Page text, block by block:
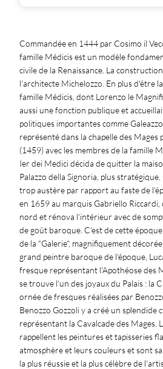
Commandée en 1444 par Cosimo il
famille Médicis est un modèle
civile de la Renaissance. La
l'architecte Michelozzo. En plus d'être
famille Médicis, dont Lorenzo le
aussi une fonction publique et
politiques importantes comme
représenté dans la chapelle des Mages
(1459) avec les membres de la famille
Ier dei Medici décida de quitter la
Palazzo della Signoria, plus
trop austère par rapport au faste de
en 1659 au marquis Gabriello
nord et rénova l'intérieur avec de
de goût baroque. C'est de cette
de la "Galerie", magnifiquement
grand peintre baroque de l'époque,
fresque représentant l'Apothéose des
se trouve l'un des joyaux du Palais : la
ornée de fresques réalisées par
Benozzo Gozzoli y a créé un splendide
représentant la Cavalcade des Mages.
rappellent les peintures et tapisseries
atmosphère et leurs couleurs et sont
la plus réussie et la plus célèbre de